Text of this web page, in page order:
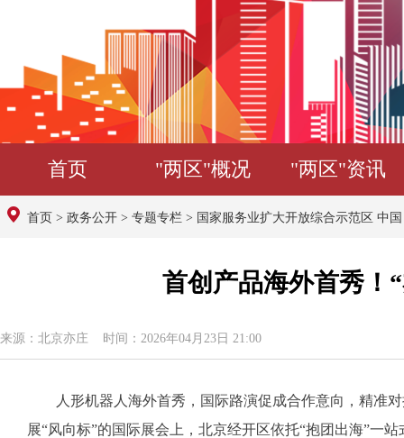
首页 "两区"概况 "两区"资讯
首页 > 政务公开 > 专题专栏 > 国家服务业扩大开放综合示范区 中
首创产品海外首秀！
来源：北京亦庄 时间：2026年04月23日 21:00
人形机器人海外首秀，国际路演促成合作意向，精准对
展“风向标”的国际展会上，北京经开区依托“抱团出海”一